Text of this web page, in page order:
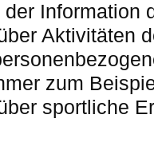
Information
Aktivitäten
zum
sportliche